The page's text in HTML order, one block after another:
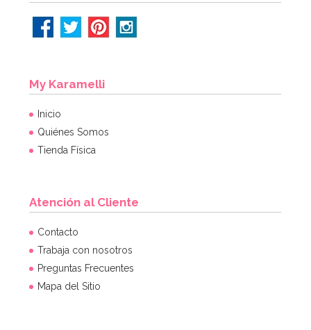
My Karamelli
Inicio
Quiénes Somos
Tienda Física
Atención al Cliente
Contacto
Trabaja con nosotros
Preguntas Frecuentes
Mapa del Sitio